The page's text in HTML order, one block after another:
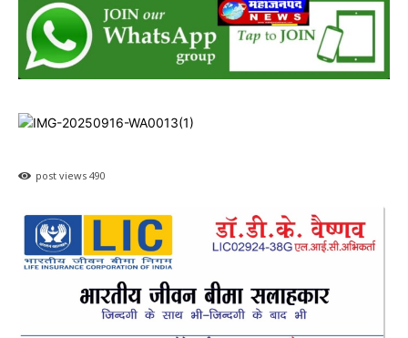
post views 490